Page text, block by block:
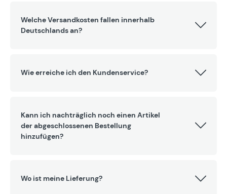
Welche Versandkosten fallen innerhalb
Deutschlands an?
Wie erreiche ich den Kundenservice?
Kann ich nachträglich noch einen Artikel
der abgeschlossenen Bestellung
hinzufügen?
Wo ist meine Lieferung?